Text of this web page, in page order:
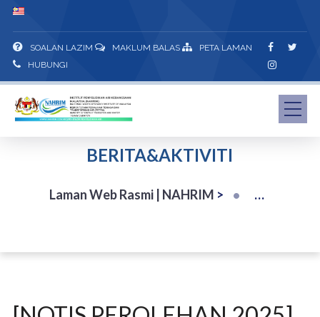
SOALAN LAZIM MAKLUM BALAS
PETA LAMAN
HUBUNGI
BERITA&AKTIVITI
Laman Web Rasmi | NAHRIM >